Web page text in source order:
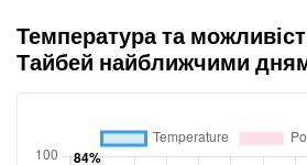
Температура та
Тайбей найближчими